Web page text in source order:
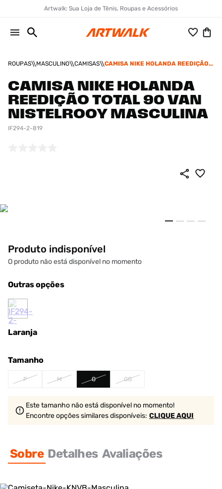
Artwalk: Sua Loja de Tênis, Roupas e Acessórios
ROUPAS MASCULINO CAMISAS
CAMISA NIKE HOLANDA REEDIÇÃO
MASCULINA
CAMISA NIKE HOLANDA
REEDIÇÃO TOTAL 90 VAN
NISTELROOY MASCULINA
IF294-2-819
Produto indisponível
O produto não está disponível no momento
Outras opções
Laranja
Tamanho
P M G GG
Este tamanho não está disponível no momento!
Encontre opções similaresdisponíveis: CLIQUE AQUI
Sobre Detalhes Avaliações